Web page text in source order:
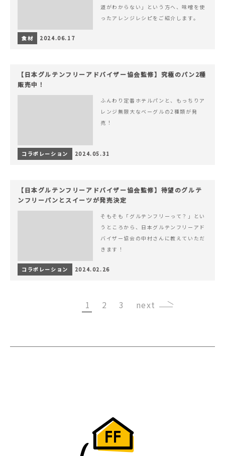
道がわからない」という方へ、味噌を使
ったアレンジレシピをご紹介します。
食材 2024.06.17
【日本グルテンフリーアドバイザー協会監修】究極のパン2種
販売中！
ふんわり定番ホテルパンと、もっちりア
レンジ無限大なベーグルの2種類が発
売！
コラボレーション 2024.05.31
【日本グルテンフリーアドバイザー協会監修】待望のグルテ
ンフリーパンとスイーツが発売決定
そもそも「グルテンフリーって？」とい
うところから、日本グルテンフリーアド
バイザー協会の中村さんに教えていただ
きます！
コラボレーション 2024.02.26
1 2 3 ›